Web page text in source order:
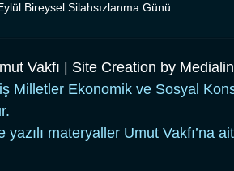
Bireysel Silahsızlanma Günü
Vakfı | Site Creation by
Milletler Ekonomik ve Sosyal
materyaller Umut Vakfı’na